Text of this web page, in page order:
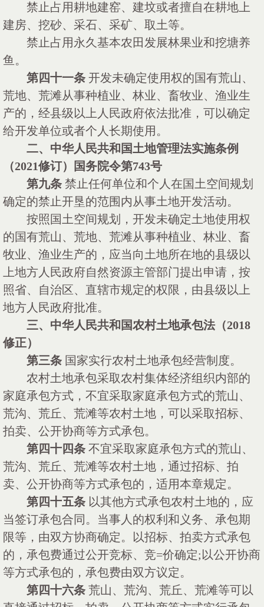
禁止占用耕地建窑、建坟或者擅自在耕地上
建房、挖砂、采石、采矿、取土等。
禁止占用永久基本农田发展林果业和挖塘养
鱼。
第四十一条 开发未确定使用权的国有荒山、
荒地、荒滩从事种植业、林业、畜牧业、渔业生
产的，经县级以上人民政府依法批准，可以确定
给开发单位或者个人长期使用。
二、中华人民共和国土地管理法实施条例
（2021修订）国务院令第743号
第九条 禁止任何单位和个人在国土空间规划
确定的禁止开垦的范围内从事土地开发活动。
按照国土空间规划，开发未确定土地使用权
的国有荒山、荒地、荒滩从事种植业、林业、畜
牧业、渔业生产的，应当向土地所在地的县级以
上地方人民政府自然资源主管部门提出申请，按
照省、自治区、直辖市规定的权限，由县级以上
地方人民政府批准。
三、中华人民共和国农村土地承包法（2018
修正）
第三条 国家实行农村土地承包经营制度。
农村土地承包采取农村集体经济组织内部的
家庭承包方式，不宜采取家庭承包方式的荒山、
荒沟、荒丘、荒滩等农村土地，可以采取招标、
拍卖、公开协商等方式承包。
第四十四条 不宜采取家庭承包方式的荒山、
荒沟、荒丘、荒滩等农村土地，通过招标、拍
卖、公开协商等方式承包的，适用本章规定。
第四十五条 以其他方式承包农村土地的，应
当签订承包合同。当事人的权利和义务、承包期
限等，由双方协商确定。以招标、拍卖方式承包
的，承包费通过公开竞标、竞=价确定;以公开协商
等方式承包的，承包费由双方议定。
第四十六条 荒山、荒沟、荒丘、荒滩等可以